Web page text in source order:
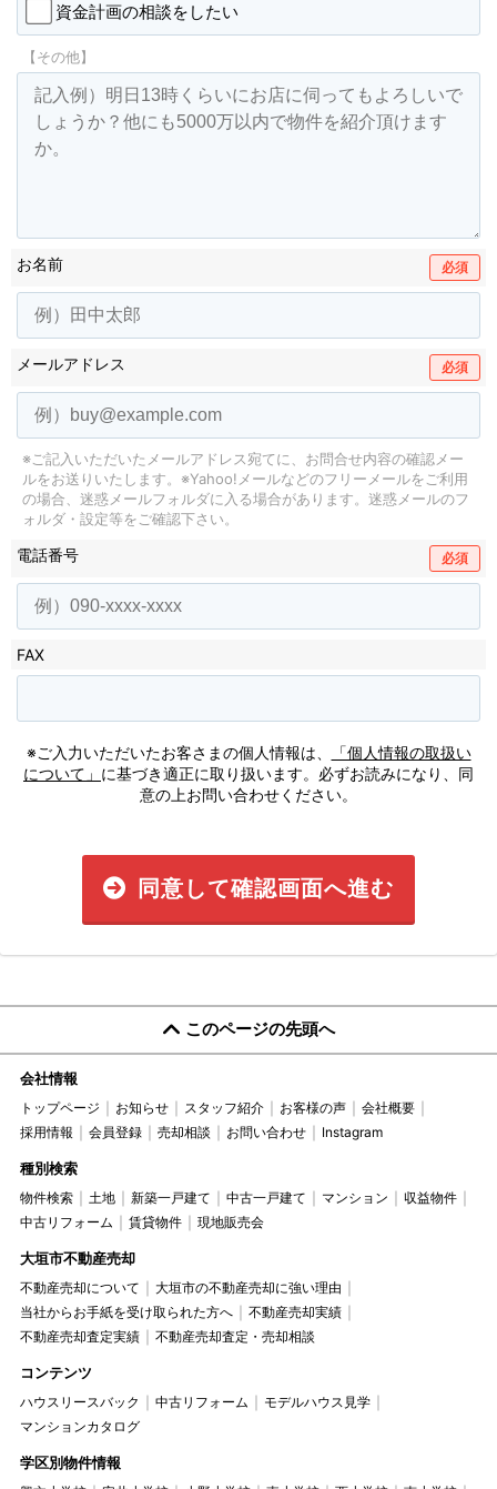
資金計画の相談をしたい
【その他】
お名前 必須
メールアドレス 必須
※ご記入いただいたメールアドレス宛てに、お問合せ内容の確認メー
ルをお送りいたします。 ※Yahoo!メールなどのフリーメールをご利用
の場合、迷惑メールフォルダに入る場合があります。 迷惑メールのフ
ォルダ・設定等をご確認下さい。
電話番号 必須
FAX
※ご入力いただいたお客さまの個人情報は、
「個人情報の取扱い
について」 に基づき適正に取り扱います。必ずお読みになり、同
意の上お問い合わせください。
同意して確認画面へ進む
このページの先頭へ
会社情報
トップページ お知らせ スタッフ紹介 お客様の声
会社概要
採用情報
会員登録 売却相談 お問い合わせ Instagram
種別検索
物件検索 土地 新築一戸建て 中古一戸建て マンション
収益物件
中古リフォーム
賃貸物件 現地販売会
大垣市不動産売却
不動産売却について
大垣市の不動産売却に強い理由
当社からお手紙を受け取られた方へ
不動産売却実績
不動産売却査定実績
不動産売却査定・売却相談
コンテンツ
ハウスリースバック 中古リフォーム
モデルハウス見学
マンションカタログ
学区別物件情報